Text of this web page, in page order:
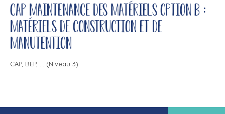
CAP maintenance des matériels option B :
matériels de construction et de
manutention
CAP, BEP, ... (Niveau 3)